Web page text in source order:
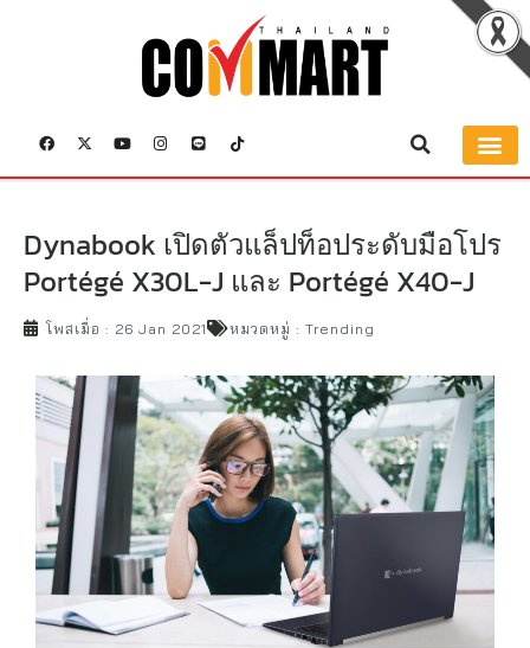
Dynabook เปิดตัวแล็ปท็อประดับมือโปร
Portégé X30L-J และ Portégé X40-J
โพสเมื่อ : 26 Jan 2021 หมวดหมู่ : Trending